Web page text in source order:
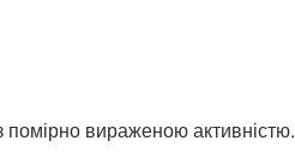
з помірно вираженою